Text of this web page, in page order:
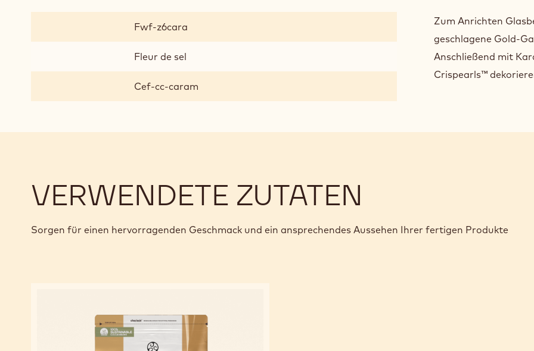
Fwf-z6cara
Fleur de sel
Cef-cc-caram
UND
Zum Anrichten
geschlagene Gold-
Anschließend mit
Crispearls™
VERWENDETE ZUTATEN
Sorgen für einen hervorragenden Geschmack und ein ansprechendes Aussehen Ihrer fertigen Produkte